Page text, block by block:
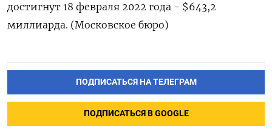
достигнут 18 февраля 2022 года - $643,2
миллиарда. (Московское бюро)
ПОДПИСАТЬСЯ НА ТЕЛЕГРАМ
ПОДПИСАТЬСЯ В GOOGLE